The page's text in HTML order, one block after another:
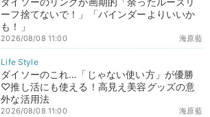
ーフ捨てないで！」「バインダーよりいいか
も！」
海原藍
2026/08/08 11:00
ダイソーのこれ…「じゃない使い方」が優勝
♡推し活にも使える！高見え美容グッズの意
外な活用法
海原藍
2026/08/08 11:00